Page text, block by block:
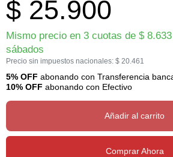
$ 25.900
Mismo precio en 3 cuotas de $8.633
sábados
Precio sin impuestos nacionales: $ 20.461
5% OFF abonando con Transferencia
10% OFF abonando con Efectivo
Añadir al carrito
Comprar Ahora